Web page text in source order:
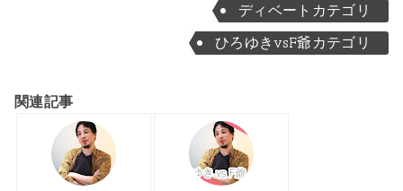
ディベートカテゴリ
ひろゆきvsF爺カテゴリ
関連記事